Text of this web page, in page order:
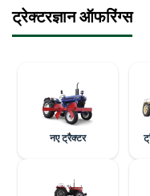
ट्रेक्टरज्ञान ऑफरिंग्स
नए ट्रैक्टर